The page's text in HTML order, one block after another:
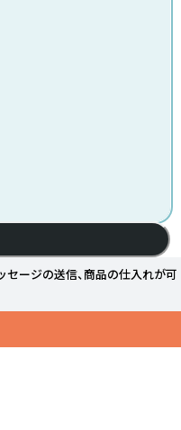
セージの送信、商品の仕入れが可